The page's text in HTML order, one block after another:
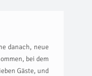
danach, neue
bei dem
Gäste, und